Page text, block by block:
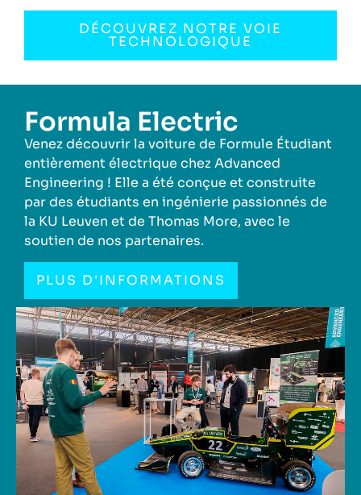
DÉCOUVREZ NOTRE VOIE
TECHNOLOGIQUE
Formula Electric
Venez découvrir la voiture de Formule Étudiant
entièrement électrique chez Advanced
Engineering ! Elle a été conçue et construite
par des étudiants en ingénierie passionnés de
la KU Leuven et de Thomas More, avec le
soutien de nos partenaires.
PLUS D'INFORMATIONS